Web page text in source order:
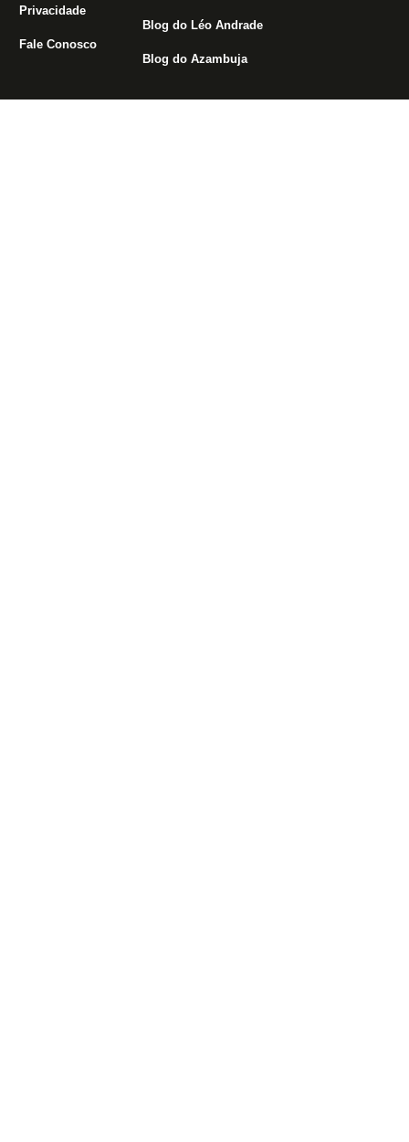
Privacidade
Fale Conosco
Blog do Léo Andrade
Blog do Azambuja